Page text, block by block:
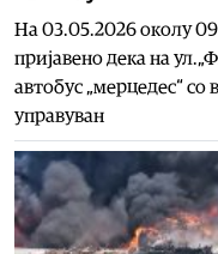
На 03.05.2026 околу
пријавено дека на
автобус „мерцедес“
управуван